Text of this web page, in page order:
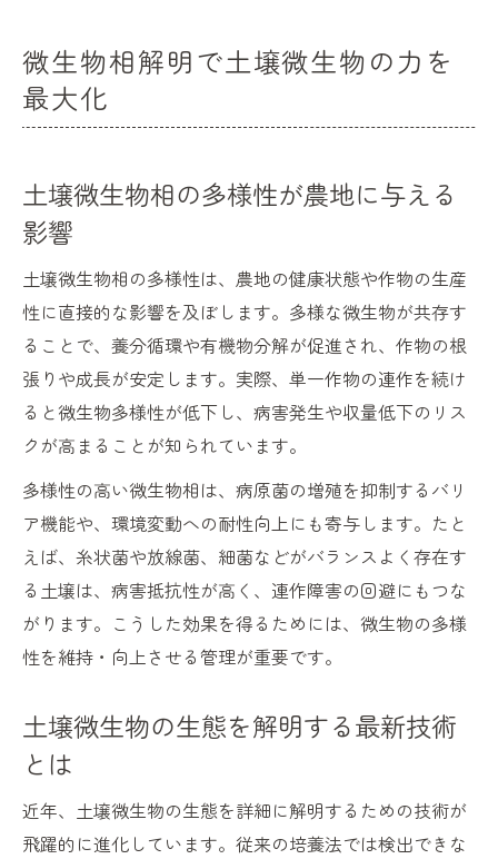
作物の生産性を高める土壌微生物の役割
土壌微生物が果たす栄養循環の重要な役割
響
作物別に最適な土壌微生物相を整える方法
環境調和型農業に求められる微生物相管理とは
土壌微生物相の持続的活用が環境保全に貢
献
有機物施用で変化する土壌微生物のバラン
ス
環境負荷を抑える土壌微生物相管理の工夫
農業現場で実践する微生物多様性の維持方
法
土壌微生物を活かした資源循環型農業の推
進
eDNAで広がる土壌微生物多様性解析の可能
土壌微生物相を可視化する次世代シーケン
ス技術
微生物相解明で土壌微生物の力を
最大化
土壌微生物相の多様性が農地に与える
影響
土壌微生物相の多様性は、農地の健康状態や作物の生産
性に直接的な影響を及ぼします。多様な微生物が共存す
ることで、養分循環や有機物分解が促進され、作物の根
張りや成長が安定します。実際、単一作物の連作を続け
ると微生物多様性が低下し、病害発生や収量低下のリス
クが高まることが知られています。
多様性の高い微生物相は、病原菌の増殖を抑制するバリ
ア機能や、環境変動への耐性向上にも寄与します。たと
えば、糸状菌や放線菌、細菌などがバランスよく存在す
る土壌は、病害抵抗性が高く、連作障害の回避にもつな
がります。こうした効果を得るためには、微生物の多様
性を維持・向上させる管理が重要です。
土壌微生物の生態を解明する最新技術
とは
近年、土壌微生物の生態を詳細に解明するための技術が
飛躍的に進化しています。従来の培養法では検出できな